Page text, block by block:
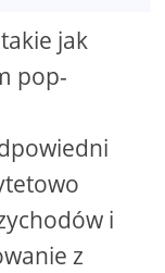
jak
pop-
i
z